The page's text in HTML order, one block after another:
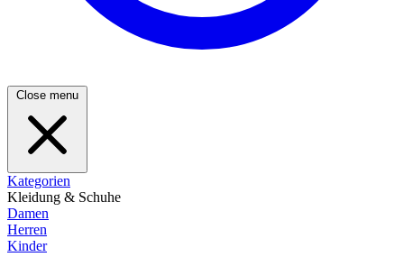
Close menu
Kategorien
Kleidung & Schuhe
Damen
Herren
Kinder